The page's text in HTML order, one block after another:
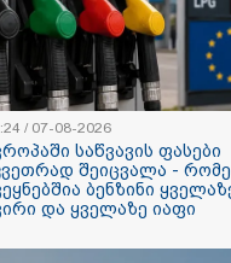
გოგონა,
სექსუალურად
- თუ
ასეთი
ლარს
-
დედა
ავრცელებს
– რატომ
დარღვევებს
13:24 /
ძვირი
/ 07-08-2026
საწვავის ფასები
შეიცვალა -
ბენზინი
და ყველაზე იაფი